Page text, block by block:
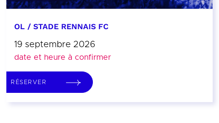
OL / STADE RENNAIS FC
19 septembre 2026
date et heure à confirmer
RÉSERVER